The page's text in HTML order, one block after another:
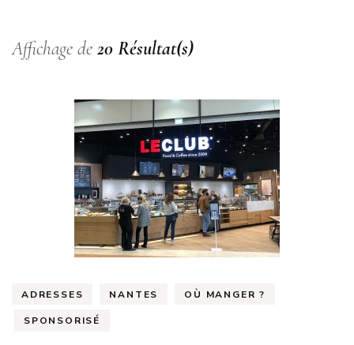
Affichage de 20 Résultat(s)
ADRESSES NANTES OÙ MANGER ?
SPONSORISÉ